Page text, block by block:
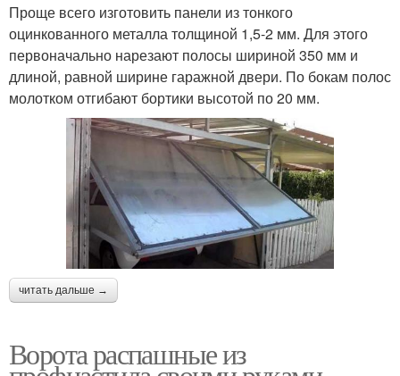
Проще всего изготовить панели из тонкого
оцинкованного металла толщиной 1,5-2 мм. Для этого
первоначально нарезают полосы шириной 350 мм и
длиной, равной ширине гаражной двери. По бокам полос
молотком отгибают бортики высотой по 20 мм.
читать дальше →
Ворота распашные из